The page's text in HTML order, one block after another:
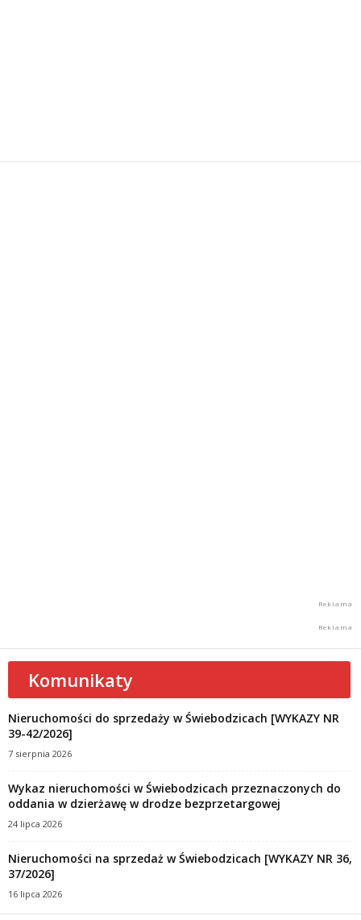
Komunikaty
Nieruchomości do sprzedaży w Świebodzicach [WYKAZY NR
39-42/2026]
7 sierpnia 2026
Wykaz nieruchomości w Świebodzicach przeznaczonych do
oddania w dzierżawę w drodze bezprzetargowej
24 lipca 2026
Nieruchomości na sprzedaż w Świebodzicach [WYKAZY NR 36,
37/2026]
16 lipca 2026